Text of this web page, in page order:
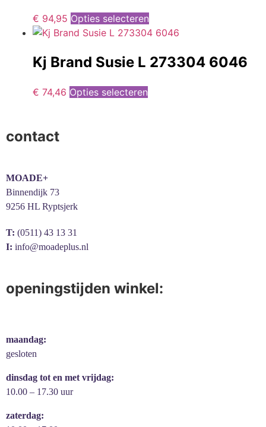
€ 94,95 Opties selecteren
Kj Brand Susie L 273304 6046
€ 74,46 Opties selecteren
contact
MOADE+
Binnendijk 73
9256 HL Ryptsjerk
T: (0511) 43 13 31
I: info@moadeplus.nl
openingstijden winkel:
maandag:
gesloten
dinsdag tot en met vrijdag:
10.00 – 17.30 uur
zaterdag: